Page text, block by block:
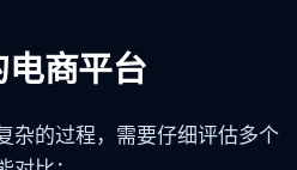
商平台
杂的过程，需要仔细评估多个